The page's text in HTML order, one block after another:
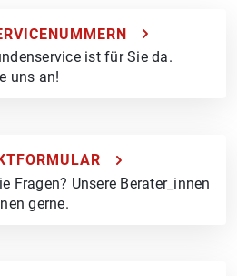
ist für Sie da.
uns an!
Fragen? Unsere Berater_innen
gerne.